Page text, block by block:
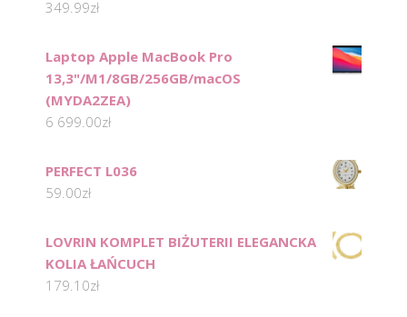
349.99zł
Laptop Apple MacBook Pro
13,3"/M1/8GB/256GB/macOS
(MYDA2ZEA)
6 699.00zł
PERFECT L036
59.00zł
LOVRIN KOMPLET BIŻUTERII ELEGANCKA
KOLIA ŁAŃCUCH
179.10zł